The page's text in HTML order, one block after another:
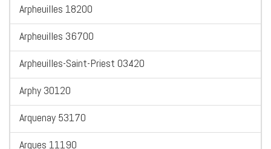
Arpheuilles 18200
Arpheuilles 36700
Arpheuilles-Saint-Priest 03420
Arphy 30120
Arquenay 53170
Arques 11190